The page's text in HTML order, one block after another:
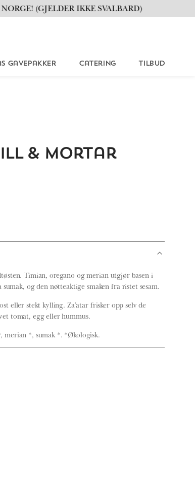
(GJELDER IKKE SVALBARD)
Gavepakker Catering Tilbud
& Mortar
Timian, oregano og merian utgjør basen i
og den nøtteaktige smaken fra ristet sesam.
eller stekt kylling. Za’atar frisker opp selv de
tomat, egg eller hummus.
merian *, sumak *. *Økologisk.